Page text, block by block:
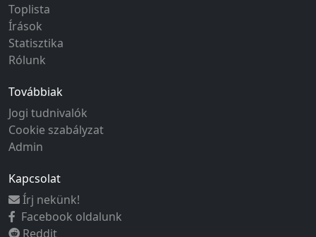
Toplista
Írások
Statisztika
Rólunk
Továbbiak
Jogi tudnivalók
Cookie szabályzat
Admin
Kapcsolat
Írj nekünk!
Facebook oldalunk
Reddit